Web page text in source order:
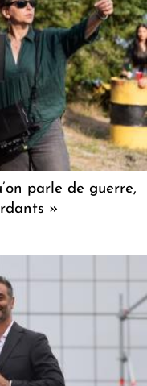
parle de guerre,
»